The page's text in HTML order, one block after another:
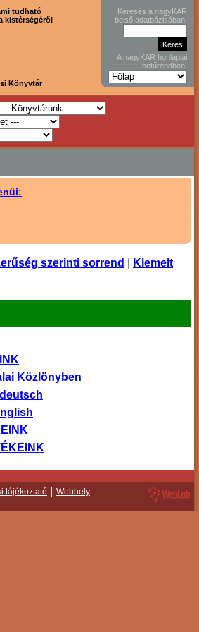
tudható
kistérségéről
Könyvtár
Keresés a nagyKAR
belső adatbázisában:
A nagyKAR honlapjai
betűrendben:
szerinti sorrend
Kiemelt
Közlönyben
tájékoztató
Webhely